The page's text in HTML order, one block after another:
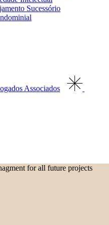
Sucessório
for all future projects